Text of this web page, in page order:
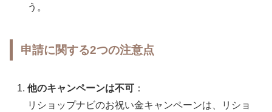
う。
申請に関する2つの注意点
他のキャンペーンは不可 ：
リショップナビのお祝い金キャンペーンは、リショ